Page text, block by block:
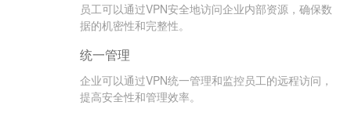
员工可以通过VPN安全地访问企业内部资源，确保数
据的机密性和完整性。
统一管理
企业可以通过VPN统一管理和监控员工的远程访问，
提高安全性和管理效率。